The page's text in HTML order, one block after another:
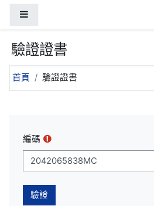
驗證證書
首頁 驗證證書
編碼